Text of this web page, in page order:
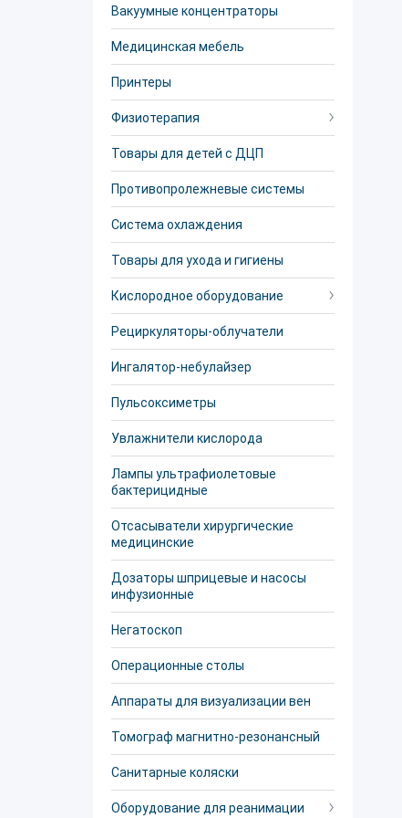
Вакуумные концентраторы
Медицинская мебель
Принтеры
Физиотерапия
Товары для детей с ДЦП
Противопролежневые системы
Система охлаждения
Товары для ухода и гигиены
Кислородное оборудование
Рециркуляторы-облучатели
Ингалятор-небулайзер
Пульсоксиметры
Увлажнители кислорода
Лампы ультрафиолетовые
бактерицидные
Отсасыватели хирургические
медицинские
Дозаторы шприцевые и насосы
инфузионные
Негатоскоп
Операционные столы
Аппараты для визуализации вен
Томограф магнитно-резонансный
Санитарные коляски
Оборудование для реанимации